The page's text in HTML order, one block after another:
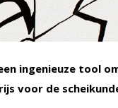
ingenieuze tool
voor de